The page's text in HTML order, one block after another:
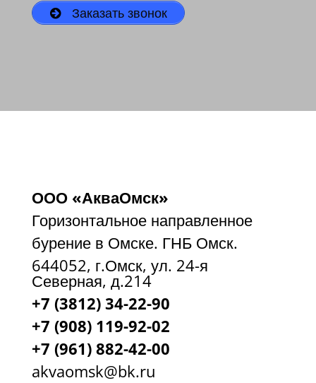
Заказать звонок
ООО «АкваОмск»
Горизонтальное направленное
бурение в Омске. ГНБ Омск.
644052, г.Омск, ул. 24-я
Северная, д.214
+7 (3812) 34-22-90
+7 (908) 119-92-02
+7 (961) 882-42-00
akvaomsk@bk.ru